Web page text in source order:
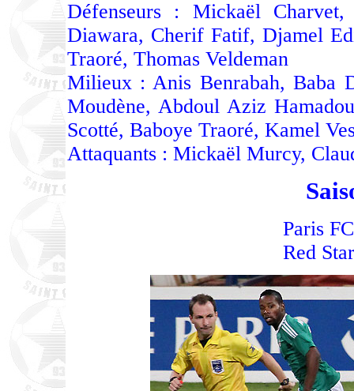
Défenseurs : Mickaël
Diawara, Cherif Fatif, Djamel
Traoré, Thomas Veldeman
Milieux : Anis Benrabah, Baba
Moudène, Abdoul Aziz
Scotté, Baboye Traoré, Kamel
Attaquants : Mickaël Murcy,
Paris
Red